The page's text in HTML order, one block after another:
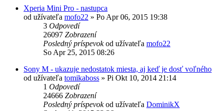
Xperia Mini Pro - nastupca
od užívateľa mofo22 » Po Apr 06, 2015 19:38
3 Odpovedí
26097 Zobrazení
Posledný príspevokod užívateľa mofo22
So Apr 25, 2015 08:26
Sony M - ukazuje nedostatok miesta, aj keď je dosť voľného
od užívateľa tomikaboss » Pi Okt 10, 2014 21:14
1 Odpovedí
24666 Zobrazení
Posledný príspevokod užívateľa DominikX